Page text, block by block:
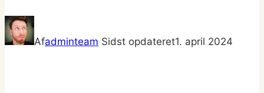
Afadminteam Sidst opdateret1. april 2024